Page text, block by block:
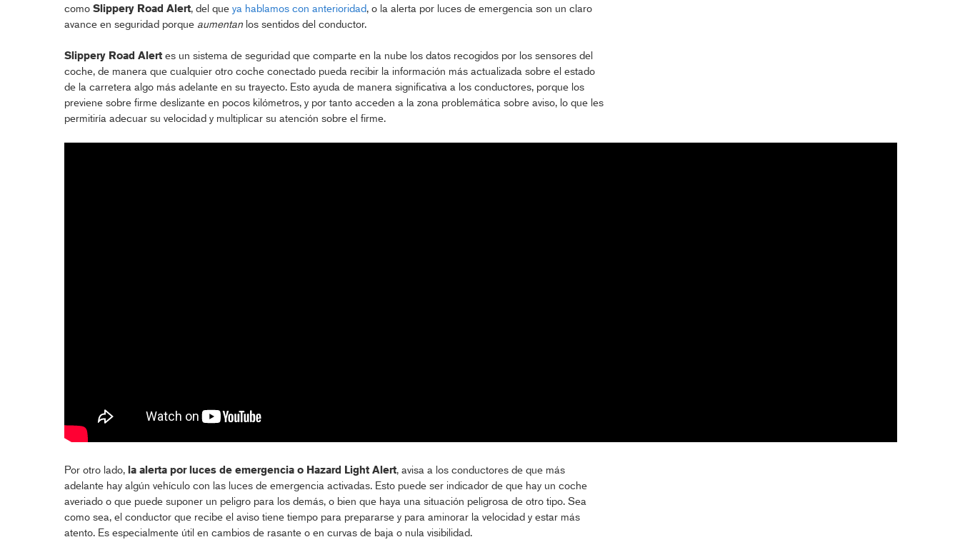
como Slippery Road Alert, del que ya hablamos con anterioridad, o la alerta por luces de emergencia son un claro
avance en seguridad porque aumentanlos sentidos del conductor.
Slippery Road Alertes un sistema de seguridad que comparte en la nube los datos recogidos por los sensores del
coche, de manera que cualquier otro coche conectado pueda recibir la información más actualizada sobre el estado
de la carretera algo más adelante en su trayecto. Esto ayuda de manera significativa a los conductores, porque los
previene sobre firme deslizante en pocos kilómetros, y por tanto acceden a la zona problemática sobre aviso, lo que les
permitiría adecuar su velocidad y multiplicar su atención sobre el firme.
Por otro lado, la alerta por luces de emergencia o Hazard Light Alert, avisa a los conductores de que más
adelante hay algún vehículo con las luces de emergencia activadas. Esto puede ser indicador de que hay un coche
averiado o que puede suponer un peligro para los demás, o bien que haya una situación peligrosa de otro tipo. Sea
como sea, el conductor que recibe el aviso tiene tiempo para prepararse y para aminorar la velocidad y estar más
atento. Es especialmente útil en cambios de rasante o en curvas de baja o nula visibilidad.